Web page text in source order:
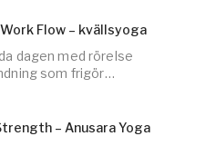
Flow – kvällsyoga
dagen med rörelse
som frigör
– Anusara Yoga